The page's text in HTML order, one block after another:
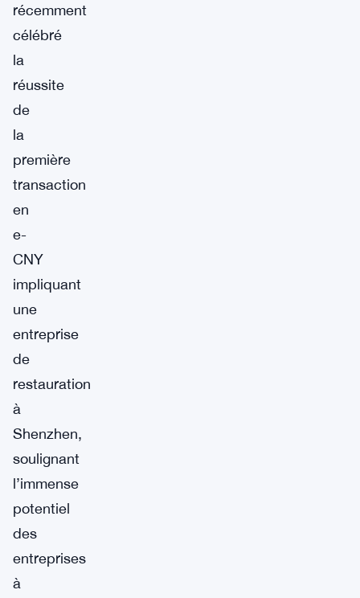
récemment
célébré
la
réussite
de
la
première
transaction
en
e-
CNY
impliquant
une
entreprise
de
restauration
à
Shenzhen,
soulignant
l’immense
potentiel
des
entreprises
à